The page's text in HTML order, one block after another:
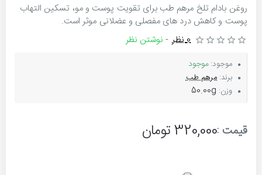
موجود:موجود
برند: مرهم طب
وزن: 50.00g
روغن بادام تلخ مرهم طب برای تقویت پوست و مو، تسکین التهاب
پوست و کاهش درد های مفصلی و عضلانی موثر است.
0 نظر
- نوشتن نظر
قیمت :320,000 تومان